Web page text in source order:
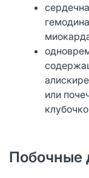
или
Побочные